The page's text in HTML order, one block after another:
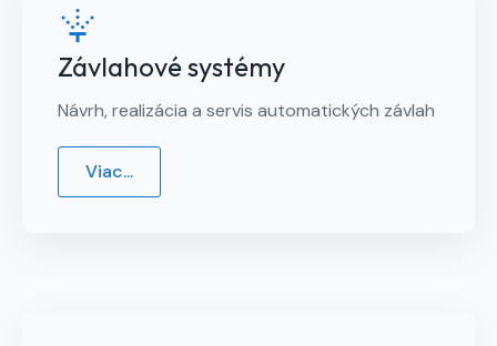
Závlahové systémy
Návrh, realizácia a servis automatických závlah
Viac...